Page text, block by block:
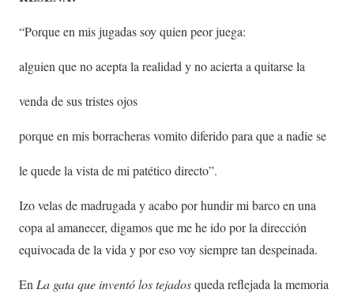
“Porque en mis jugadas soy quien peor juega:
alguien que no acepta la realidad y no acierta a quitarse la
venda de sus tristes ojos
porque en mis borracheras vomito diferido para que a nadie se
le quede la vista de mi patético directo”.
Izo velas de madrugada y acabo por hundir mi barco en una
copa al amanecer, digamos que me he ido por la dirección
equivocada de la vida y por eso voy siempre tan despeinada.
En La gata que inventó los tejadosqueda reflejada la memoria